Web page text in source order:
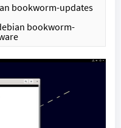
bookworm-updates
bookworm-